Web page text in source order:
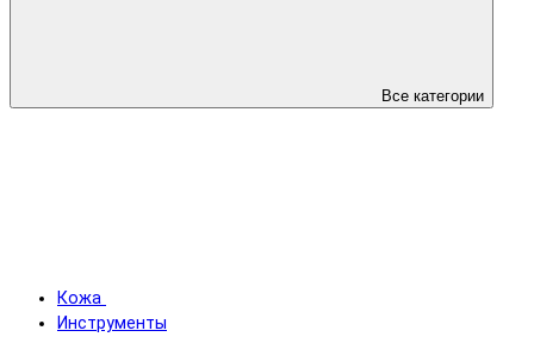
Все категории
Кожа
Инструменты